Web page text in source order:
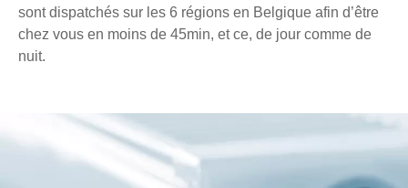
sont dispatchés sur les 6 régions en Belgique afin d’être
chez vous en moins de 45min, et ce, de jour comme de
nuit.